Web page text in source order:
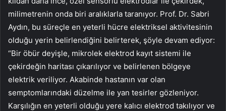
milimetrenin onda biri aralıklarla taranıyor. Prof. Dr. Sabri
Aydın, bu süreçle en yeterli hücre elektriksel aktivitesinin
olduğu yerin belirlendiğini belirterek, şöyle devam ediyor:
“Bir öbür deyişle, mikrolek elektrod kayıt sistemi ile
çekirdeğin haritası çıkarılıyor ve belirlenen bölgeye
elektrik veriliyor. Akabinde hastanın var olan
semptomlarındaki düzelme ile yan tesirler gözleniyor.
Karşılığın en yeterli olduğu yere kalıcı elektrod takılıyor ve